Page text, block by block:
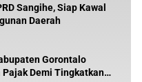
Sangihe, Siap Kawal
Daerah
Gorontalo
Demi Tingkatkan